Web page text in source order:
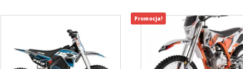
Promocja!